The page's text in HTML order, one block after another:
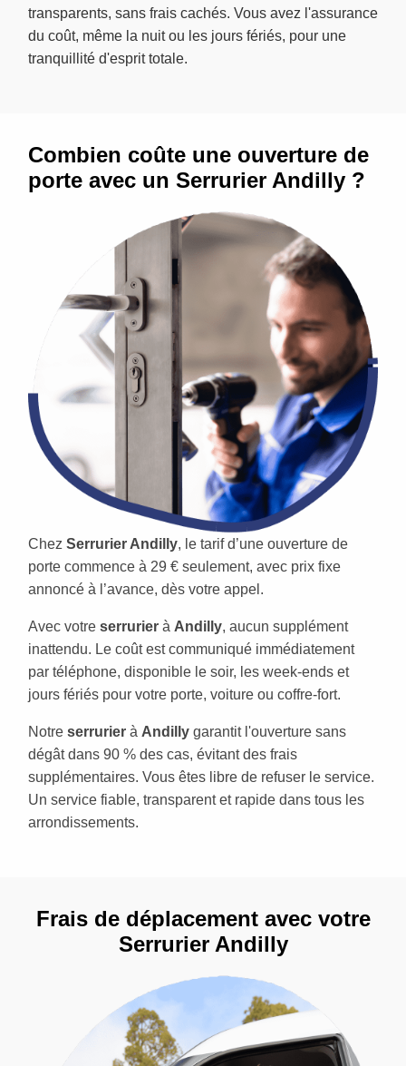
transparents, sans frais cachés. Vous avez l'assurance
du coût, même la nuit ou les jours fériés, pour une
tranquillité d'esprit totale.
Combien coûte une ouverture de
porte avec un Serrurier Andilly ?
Chez Serrurier Andilly, le tarif d’une ouverture de
porte commence à 29 € seulement, avec prix fixe
annoncé à l’avance, dès votre appel.
Avec votre serrurier à Andilly, aucun supplément
inattendu. Le coût est communiqué immédiatement
par téléphone, disponible le soir, les week-ends et
jours fériés pour votre porte, voiture ou coffre-fort.
Notre serrurier à Andilly garantit l'ouverture sans
dégât dans 90 % des cas, évitant des frais
supplémentaires. Vous êtes libre de refuser le service.
Un service fiable, transparent et rapide dans tous les
arrondissements.
Frais de déplacement avec votre
Serrurier Andilly